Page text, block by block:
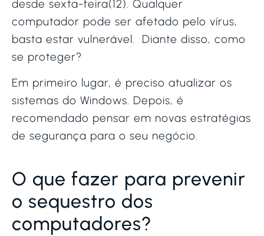
desde sexta-feira(12). Qualquer
computador pode ser afetado pelo vírus,
basta estar vulnerável. Diante disso, como
se proteger?
Em primeiro lugar, é preciso atualizar os
sistemas do Windows. Depois, é
recomendado pensar em novas estratégias
de segurança para o seu negócio.
O que fazer para prevenir
o sequestro dos
computadores?